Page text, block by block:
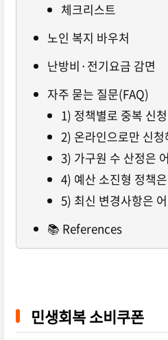
체크리스트
노인 복지 바우처
난방비·전기요금 감면
자주 묻는 질문(FAQ)
1) 정책별로 중복 신
2) 온라인으로만 신청
3) 가구원 수 산정은
4) 예산 소진형 정책
5) 최신 변경사항은
📚 References
민생회복 소비쿠폰